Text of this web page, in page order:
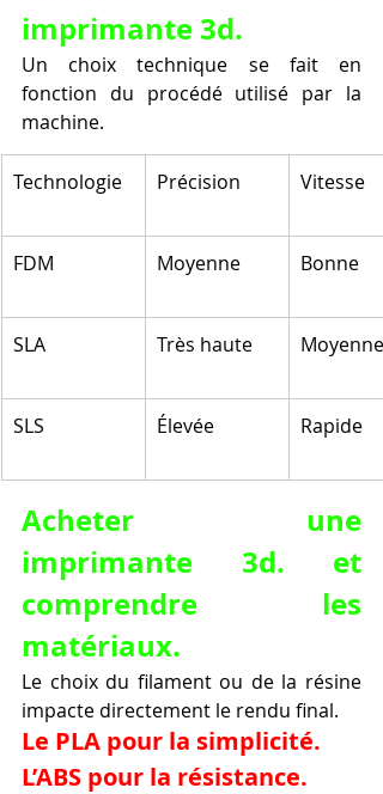
imprimante 3d.
Un choix technique se fait en
fonction du procédé utilisé par la
machine.
Technologie Précision Vitesse
FDM Moyenne Bonne
SLA Très haute Moyenne
SLS Élevée Rapide
Acheter une
imprimante 3d. et
comprendre les
matériaux.
Le choix du filament ou de la résine
impacte directement le rendu final.
Le PLA pour la simplicité.
L’ABS pour la résistance.